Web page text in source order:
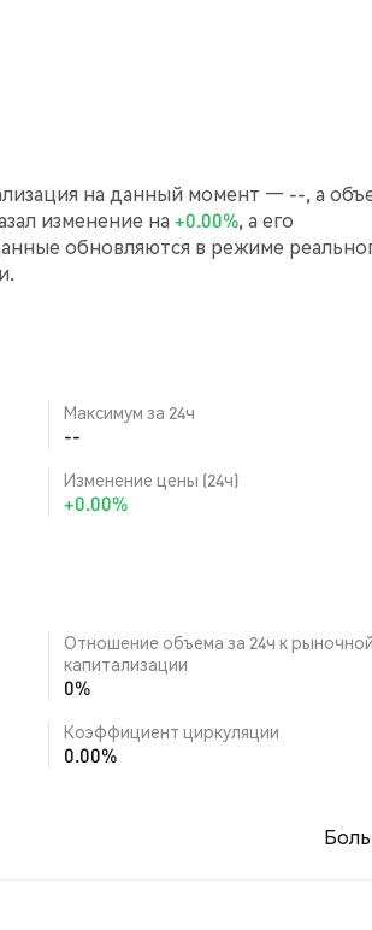
на данный момент — --, а
изменение на +0.00%, а его
обновляются в режиме
Максимум за 24ч
--
Изменение цены (24ч)
+0.00%
Отношение объема за 24ч к
капитализации
0%
Коэффициент циркуляции
0.00%